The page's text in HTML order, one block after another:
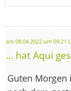
am 08.04.2022 um 09:21
... hat Aqui
Guten Morgen